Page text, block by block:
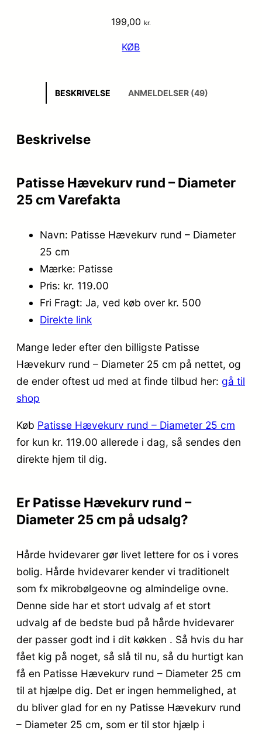
199,00 kr.
KØB
BESKRIVELSE ANMELDELSER (49)
Beskrivelse
Patisse Hævekurv rund – Diameter
25 cm Varefakta
Navn: Patisse Hævekurv rund – Diameter
25 cm
Mærke: Patisse
Pris: kr. 119.00
Fri Fragt: Ja, ved køb over kr. 500
Direkte link
Mange leder efter den billigste Patisse
Hævekurv rund – Diameter 25 cm på nettet, og
de ender oftest ud med at finde tilbud her: gå til
shop
Køb Patisse Hævekurv rund – Diameter 25 cm
for kun kr. 119.00 allerede i dag, så sendes den
direkte hjem til dig.
Er Patisse Hævekurv rund –
Diameter 25 cm på udsalg?
Hårde hvidevarer gør livet lettere for os i vores
bolig. Hårde hvidevarer kender vi traditionelt
som fx mikrobølgeovne og almindelige ovne.
Denne side har et stort udvalg af et stort
udvalg af de bedste bud på hårde hvidevarer
der passer godt ind i dit køkken . Så hvis du har
fået kig på noget, så slå til nu, så du hurtigt kan
få en Patisse Hævekurv rund – Diameter 25 cm
til at hjælpe dig. Det er ingen hemmelighed, at
du bliver glad for en ny Patisse Hævekurv rund
– Diameter 25 cm, som er til stor hjælp i